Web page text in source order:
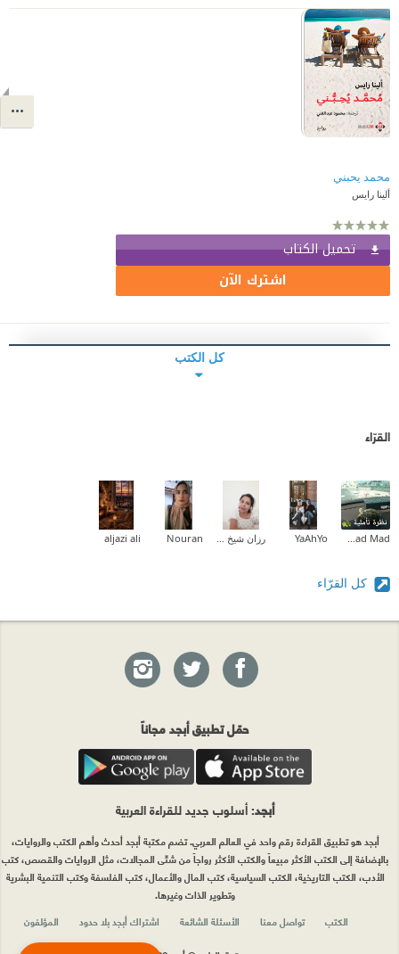
محمد يحبني
ألينا رايس
تحميل الكتاب
اشترك الآن
كل الكتب
القرّاء
YaAhYo
Nouran
aljazi ali
كل القرّاء
حمّل تطبيق أبجد مجاناً
أبجد: أسلوب جديد للقراءة العربية
أبجد هو تطبيق القراءة رقم واحد في العالم العربي. تضم مكتبة أبجد أحدث وأهم الكتب والروايات،
بالإضافة إلى الكتب الأكثر مبيعاً والكتب الأكثر رواجاً من شتّى المجالات، مثل الروايات والقصص، كتب
الأدب، الكتب التاريخية، الكتب السياسية، كتب المال والأعمال، كتب الفلسفة وكتب التنمية البشرية
وتطوير الذات وغيرها.
الكتب
تواصل معنا الأسئلة الشائعة اشتراك أبجد بلا حدود
المؤلفون